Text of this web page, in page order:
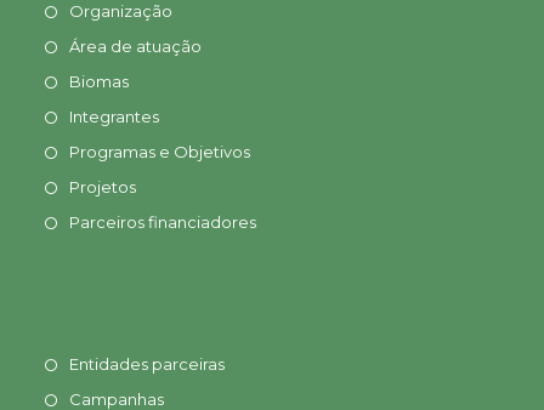
Organização
Área de atuação
Biomas
Integrantes
Programas e Objetivos
Projetos
Parceiros financiadores
Entidades parceiras
Campanhas